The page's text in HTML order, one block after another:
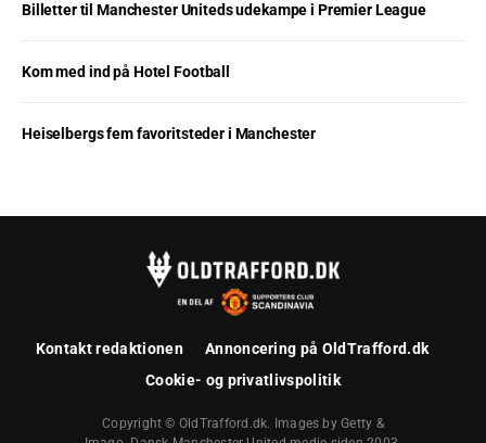
Billetter til Manchester Uniteds udekampe i Premier League
Kom med ind på Hotel Football
Heiselbergs fem favoritsteder i Manchester
Kontakt redaktionen
Annoncering på OldTrafford.dk
Cookie- og privatlivspolitik
Copyright © OldTrafford.dk. Images by Getty &